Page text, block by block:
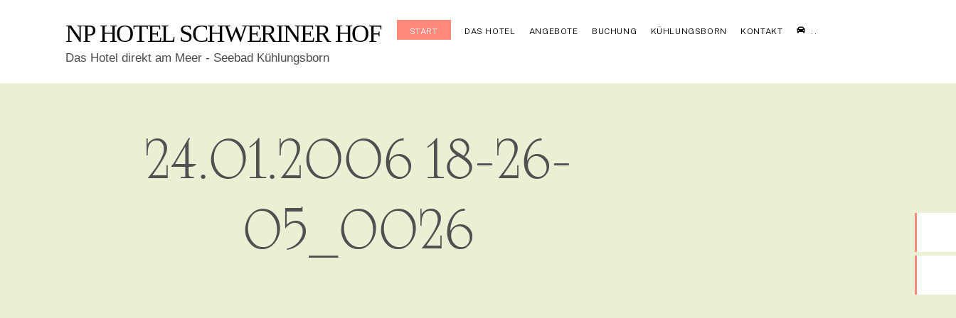
NP HOTEL SCHWERINER HOF
Das Hotel direkt am Meer - Seebad Kühlungsborn
START DAS HOTEL ANGEBOTE BUCHUNG KÜHLUNGSBORN KONTAKT ..
24.01.2006 18-26-
05_0026